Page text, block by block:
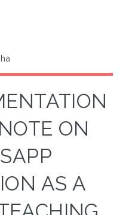
ON
AS A